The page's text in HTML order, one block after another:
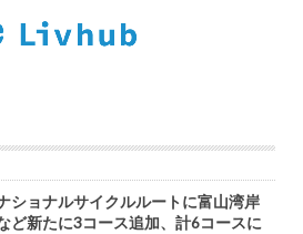
ショナルサイクルルートに富山湾岸
ど新たに3コース追加、計6コースに